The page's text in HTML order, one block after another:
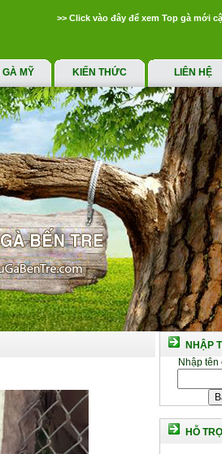
>> Click vào đây để xem Top gà mới
GÀ MỸ KIẾN THỨC LIÊN HỆ
NHẬP
Nhập tên
HỖ